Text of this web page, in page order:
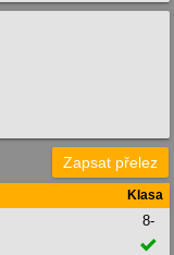
Zapsat přelez
Klasa
8-
